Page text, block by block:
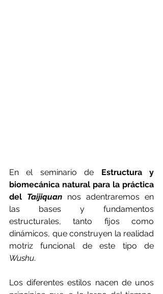
En el seminario de Estructura y
biomecánica natural para la práctica
del Taijiquan nos adentraremos en
las bases y fundamentos
estructurales, tanto fijos como
dinámicos, que construyen la realidad
Wushu.
Los diferentes estilos nacen de unos